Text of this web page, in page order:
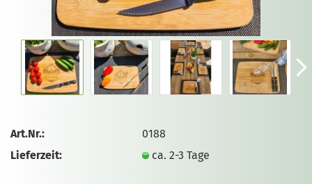
Art.Nr.:
0188
Lieferzeit:
ca. 2-3 Tage